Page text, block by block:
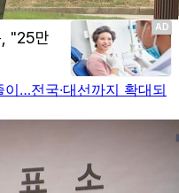
…전국·대선까지 확대되